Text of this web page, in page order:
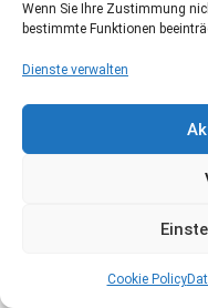
Wenn Sie Ihre Zustimmung
bestimmte Funktionen
Dienste verwalten
Cookie Policy